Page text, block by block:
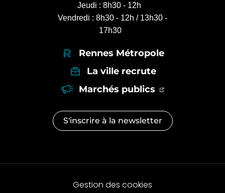
Jeudi : 8h30 - 12h
Vendredi : 8h30 - 12h / 13h30 -
17h30
Rennes Métropole
La ville recrute
Marchés publics (ouverture
(ouverture
S'inscrire à la newsletter
Gestion des cookies